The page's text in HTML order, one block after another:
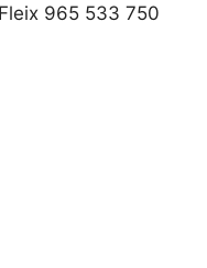
965 533 750